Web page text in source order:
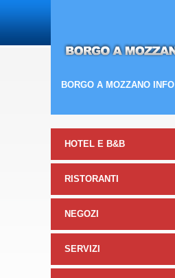
BORGO A MOZZANO INFO
HOTEL E B&B
RISTORANTI
NEGOZI
SERVIZI